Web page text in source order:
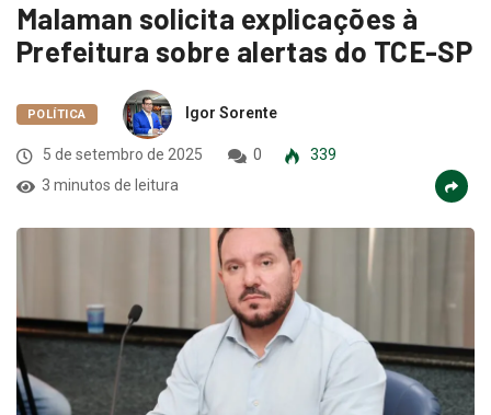
Malaman solicita explicações à
Prefeitura sobre alertas do TCE-SP
POLÍTICA Igor Sorente
5 de setembro de 2025 0
339
3 minutos de leitura